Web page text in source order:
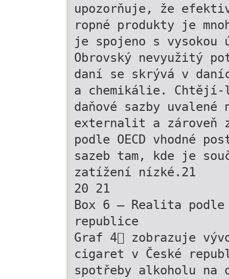
upozorňuje, že
ropné produkty je
je spojeno s
Obrovský nevyužitý
daní se skrývá v
a chemikálie.
daňové sazby
externalit a zároveň
podle OECD vhodné
sazeb tam, kde je
zatížení nízké.21
20 21
Box 6 – Realita podle
republice
Graf 4 zobrazuje
cigaret v České
spotřeby alkoholu na